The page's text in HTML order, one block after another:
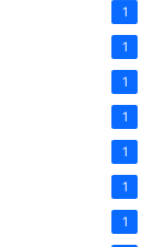
1
1
1
1
1
1
1